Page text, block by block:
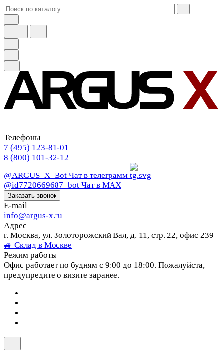
Телефоны
7 (495) 123-81-01
8 (800) 101-32-12
@ARGUS_X_Bot Чат в телеграмм
@id7720669687_bot Чат в МАХ
Заказать звонок
E-mail
info@argus-x.ru
Адрес
г. Москва, ул. Золоторожский Вал, д. 11, стр. 22, офис 239
🚙 Склад в Москве
Режим работы
Офис работает по будням с 9:00 до 18:00. Пожалуйста,
предупредите о визите заранее.